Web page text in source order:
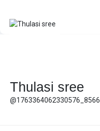
Thulasi sree
@1763364062330576_8566